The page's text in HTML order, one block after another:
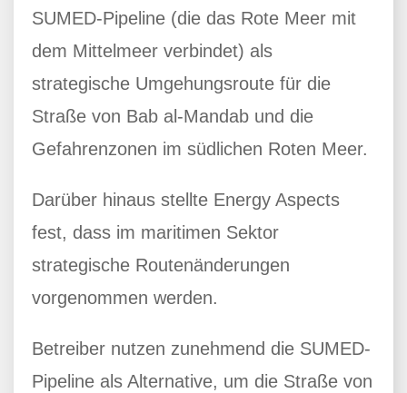
SUMED-Pipeline (die das Rote Meer mit
dem Mittelmeer verbindet) als
strategische Umgehungsroute für die
Straße von Bab al-Mandab und die
Gefahrenzonen im südlichen Roten Meer.
Darüber hinaus stellte Energy Aspects
fest, dass im maritimen Sektor
strategische Routenänderungen
vorgenommen werden.
Betreiber nutzen zunehmend die SUMED-
Pipeline als Alternative, um die Straße von